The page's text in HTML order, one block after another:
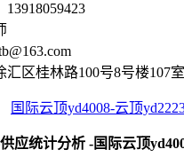
汇区桂林路100号8号楼107室
国际云顶yd4008-云顶
应统计分析 -国际云顶